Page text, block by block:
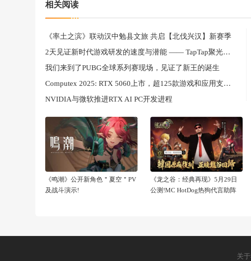
相关阅读
《率土之滨》联动汉中勉县文旅 共启【北伐兴汉】新赛季
2天见证新时代游戏研发的速度与潜能 —— TapTap聚光灯48小时GameJam开启报名
我们来到了PUBG全球系列赛现场，见证了新王的诞生
Computex 2025: RTX 5060上市，超125款游戏和应用支持DLSS 4
NVIDIA与微软推进RTX AI PC开发进程
《鸣潮》公开新角色＂夏空＂PV
及战斗演示!
《龙之谷：经典再现》5月29日
公测!MC HotDog热狗代言助阵
关